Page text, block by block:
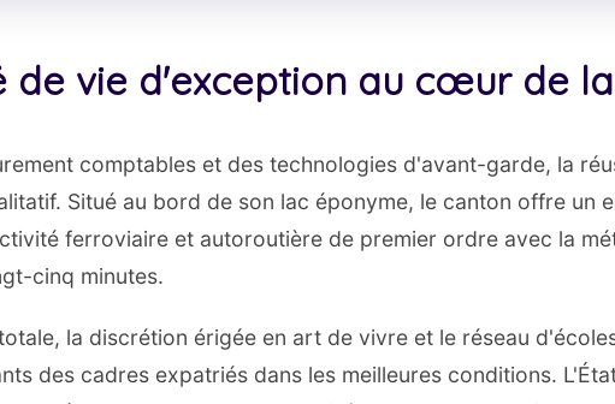
de vie d'exception au cœur de
comptables et des technologies d'avant-garde, la
Situé au bord de son lac éponyme, le canton offre un
ferroviaire et autoroutière de premier ordre avec la
cinq minutes.
la discrétion érigée en art de vivre et le réseau
des cadres expatriés dans les meilleures conditions.